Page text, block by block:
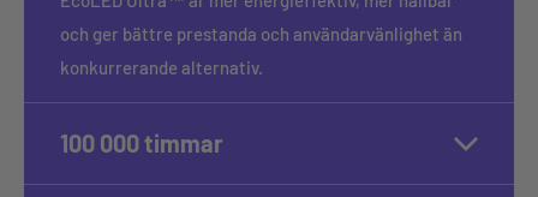
och ger bättre prestanda och användarvänlighet än
konkurrerande alternativ.
100 000 timmar